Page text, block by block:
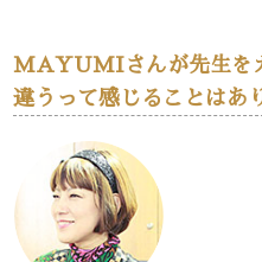
MAYUMIさんが先生を
違うって感じることはあ